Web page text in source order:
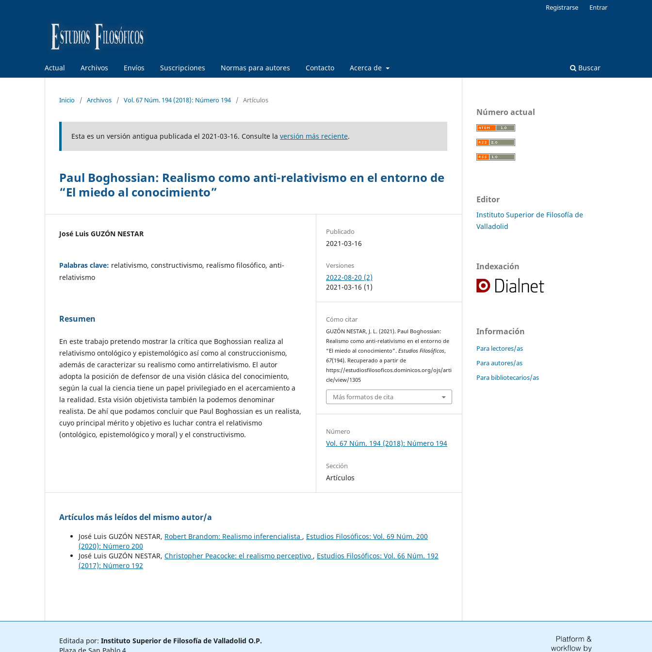
Actual Archivos Envíos Suscripciones Normas para autores Contacto Acerca de Buscar
Registrarse Entrar
Inicio / Archivos / Vol. 67 Núm. 194 (2018): Número 194 / Artículos
Esta es un versión antigua publicada el 2021-03-16. Consulte la versión más reciente.
Paul Boghossian: Realismo como anti-relativismo en el entorno de
“El miedo al conocimiento”
José Luis GUZÓN NESTAR
Palabras clave: relativismo, constructivismo, realismo filosófico, anti-
relativismo
Resumen
En este trabajo pretendo mostrar la crítica que Boghossian realiza al
relativismo ontológico y epistemológico así como al construccionismo,
además de caracterizar su realismo como antirrelativismo. El autor
adopta la posición de defensor de una visión clásica del conocimiento,
según la cual la ciencia tiene un papel privilegiado en el acercamiento a
la realidad. Esta visión objetivista también la podemos denominar
realista. De ahí que podamos concluir que Paul Boghossian es un realista,
cuyo principal mérito y objetivo es luchar contra el relativismo
(ontológico, epistemológico y moral) y el constructivismo.
Publicado
2021-03-16
Versiones
2022-08-20 (2)
2021-03-16 (1)
Cómo citar
GUZÓN NESTAR, J. L. (2021). Paul Boghossian:
Realismo como anti-relativismo en el entorno de
“El miedo al conocimiento”.Estudios Filosóficos,
67(194). Recuperado a partir de
https://estudiosfilosoficos.dominicos.org/ojs/arti
cle/view/1305
Más formatos de cita
Número
Vol. 67 Núm. 194 (2018): Número 194
Sección
Artículos
Artículos más leídos del mismo autor/a
José Luis GUZÓN NESTAR, Robert Brandom: Realismo inferencialista , Estudios Filosóficos: Vol. 69 Núm. 200
(2020): Número 200
José Luis GUZÓN NESTAR, Christopher Peacocke: el realismo perceptivo , Estudios Filosóficos: Vol. 66 Núm. 192
(2017): Número 192
Número actual
Editor
Instituto Superior de Filosofía de
Valladolid
Indexación
Información
Para lectores/as
Para autores/as
Para bibliotecarios/as
Editada por: Instituto Superior de Filosofía de Valladolid O.P.
Plaza de San Pablo 4